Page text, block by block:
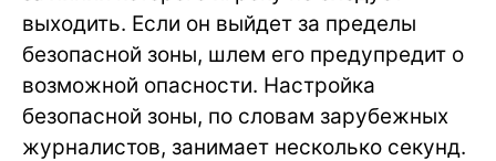
выходить. Если он выйдет за пределы
безопасной зоны, шлем его предупредит о
возможной опасности. Настройка
безопасной зоны, по словам зарубежных
журналистов, занимает несколько секунд.